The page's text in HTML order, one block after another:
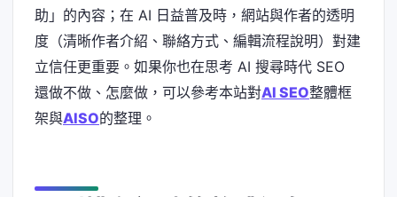
助」的內容；在 AI 日益普及時，網站與作者的透明
度（清晰作者介紹、聯絡方式、編輯流程說明）對建
立信任更重要。如果你也在思考 AI 搜尋時代 SEO
還做不做、怎麼做，可以參考本站對AI SEO整體框
架與AISO的整理。